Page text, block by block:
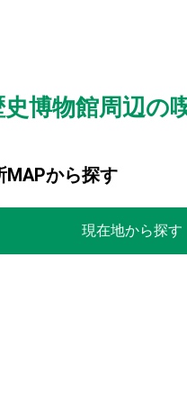
史博物館周辺の
MAPから探す
現在地から探す